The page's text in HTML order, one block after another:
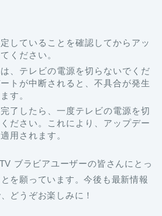
していることを確認してからアッ
ください。
、テレビの電源を切らないでくだ
トが中断されると、不具合が発生
す。
了したら、一度テレビの電源を切
ださい。これにより、アップデー
用されます。
ブラビアユーザーの皆さんにとっ
を願っています。今後も最新情報
どうぞお楽しみに！